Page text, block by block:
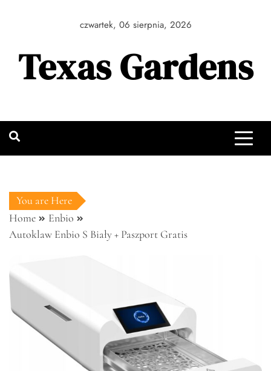
czwartek, 06 sierpnia, 2026
Texas Gardens
You are Here
Home
Enbio
Autoklaw Enbio S Biały + Paszport Gratis